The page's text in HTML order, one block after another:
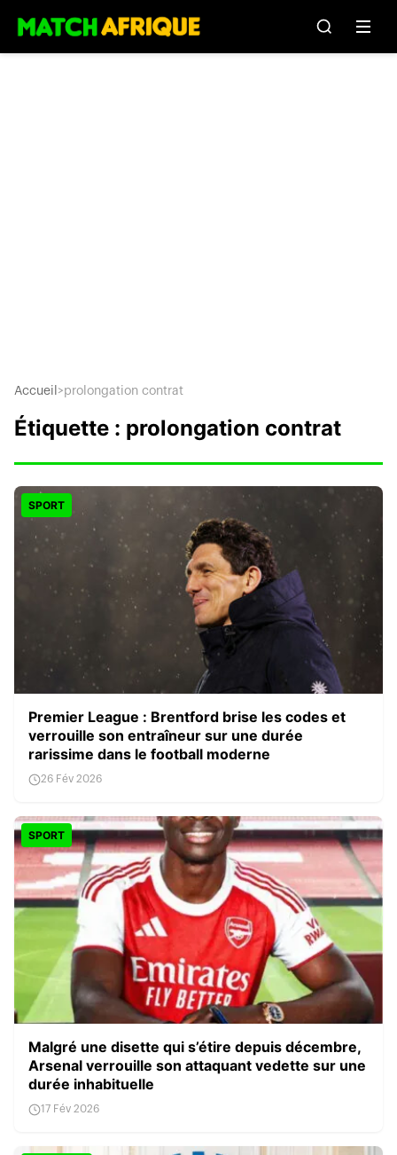
Accueil >prolongation contrat
Étiquette : prolongation contrat
SPORT
Premier League : Brentford brise les codes et
verrouille son entraîneur sur une durée
rarissime dans le football moderne
26 Fév 2026
SPORT
Malgré une disette qui s’étire depuis décembre,
Arsenal verrouille son attaquant vedette sur une
durée inhabituelle
17 Fév 2026